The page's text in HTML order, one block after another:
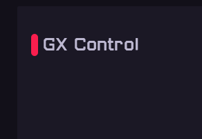
GX Control